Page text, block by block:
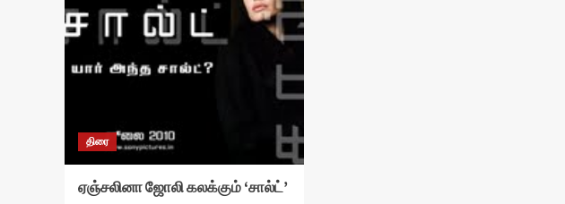
திரை
ஏஞ்சலினா ஜோலி கலக்கும் ‘சால்ட்’